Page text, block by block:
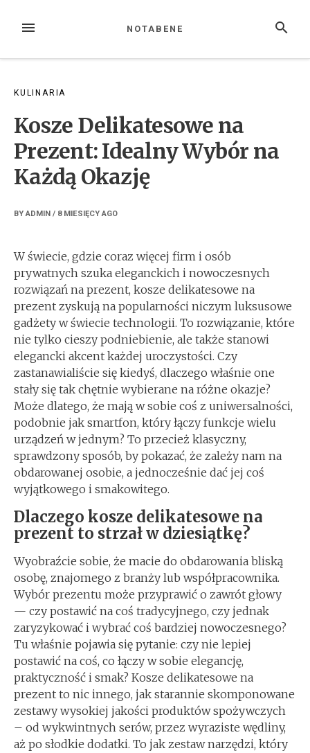
MENU SEARCH
NOTABENE
KULINARIA
Kosze Delikatesowe na
Prezent: Idealny Wybór na
Każdą Okazję
BYADMIN / 8 MIESIĘCYAGO
W świecie, gdzie coraz więcej firm i osób
prywatnych szuka eleganckich i nowoczesnych
rozwiązań na prezent, kosze delikatesowe na
prezent zyskują na popularności niczym luksusowe
gadżety w świecie technologii. To rozwiązanie, które
nie tylko cieszy podniebienie, ale także stanowi
elegancki akcent każdej uroczystości. Czy
zastanawialiście się kiedyś, dlaczego właśnie one
stały się tak chętnie wybierane na różne okazje?
Może dlatego, że mają w sobie coś z uniwersalności,
podobnie jak smartfon, który łączy funkcje wielu
urządzeń w jednym? To przecież klasyczny,
sprawdzony sposób, by pokazać, że zależy nam na
obdarowanej osobie, a jednocześnie dać jej coś
wyjątkowego i smakowitego.
Dlaczego kosze delikatesowe na
prezent to strzał w dziesiątkę?
Wyobraźcie sobie, że macie do obdarowania bliską
osobę, znajomego z branży lub współpracownika.
Wybór prezentu może przyprawić o zawrót głowy
— czy postawić na coś tradycyjnego, czy jednak
zaryzykować i wybrać coś bardziej nowoczesnego?
Tu właśnie pojawia się pytanie: czy nie lepiej
postawić na coś, co łączy w sobie elegancję,
praktyczność i smak? Kosze delikatesowe na
prezent to nic innego, jak starannie skomponowane
zestawy wysokiej jakości produktów spożywczych
– od wykwintnych serów, przez wyraziste wędliny,
aż po słodkie dodatki. To jak zestaw narzędzi, który